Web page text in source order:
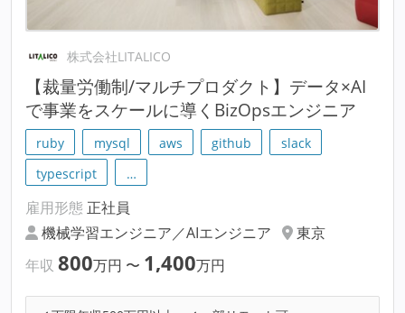
株式会社LITALICO
【裁量労働制/マルチプロダクト】データ×AI
で事業をスケールに導くBizOpsエンジニア
ruby mysql aws github
slack
typescript
…
雇用形態 正社員
機械学習エンジニア／AIエンジニア
東京
年収 800万円 〜 1,400万円